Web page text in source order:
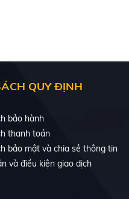
QUY ĐỊNH
bảo hành
thanh toán
bảo mật và chia sẻ thông tin
và điều kiện giao dịch